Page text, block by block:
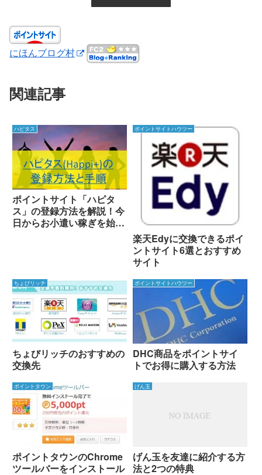
にほんブログ村
関連記事
ハピタス
ポイントサイト「ハピタ
ス」の登録方法を解説！今
日からお小遣い稼ぎを始め
ポイントサイトハウツー
楽天Edyに交換できるポイ
ントサイト6選とおすすめ
サイト
ちょびリッチ
ちょびリッチのおすすめの
交換先
ポイントサイトハウツー
DHC商品をポイントサイ
トでお得に購入する方法
ポイントタウン
ポイントタウンのChrome
ツールバーをインストール
げん玉
げん玉を友達に紹介する方
法と2つの特典